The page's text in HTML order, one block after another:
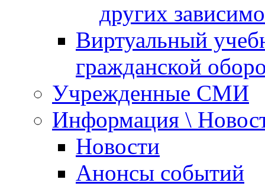
других
Виртуальный
гражданской
Учрежденные СМИ
Информация \
Новости
Анонсы событий